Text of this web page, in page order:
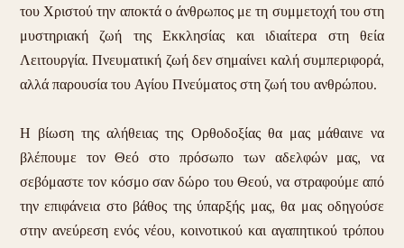
του Χριστού την αποκτά ο άνθρωπος με τη συμμετοχή του στη
μυστηριακή ζωή της Εκκλησίας και ιδιαίτερα στη θεία
Λειτουργία. Πνευματική ζωή δεν σημαίνει καλή συμπεριφορά,
αλλά παρουσία του Αγίου Πνεύματος στη ζωή του ανθρώπου.
Η βίωση της αλήθειας της Ορθοδοξίας θα μας μάθαινε να
βλέπουμε τον Θεό στο πρόσωπο των αδελφών μας, να
σεβόμαστε τον κόσμο σαν δώρο του Θεού, να στραφούμε από
την επιφάνεια στο βάθος της ύπαρξής μας, θα μας οδηγούσε
στην ανεύρεση ενός νέου, κοινοτικού και αγαπητικού τρόπου